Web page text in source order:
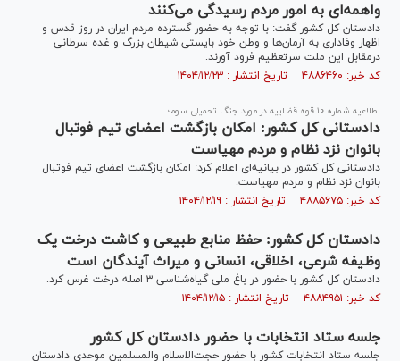
واهمه‌ای به امور مردم رسیدگی می‌کنند
دادستان کل کشور گفت: با توجه به حضور گسترده مردم ایران در روز قدس و
اظهار وفاداری به آرمان‌ها و وطن خود بایستی شیطان بزرگ و غده سرطانی
درمقابل این ملت سرتعظیم فرود آورند.
کد خبر: ۴۸۸۶۴۶۰ تاریخ انتشار : ۱۴۰۴/۱۲/۲۳
اطلاعیه شماره ۱۰ قوه قضاییه در مورد جنگ تحمیلی سوم؛
دادستانی کل کشور: امکان بازگشت اعضای تیم فوتبال
بانوان نزد نظام و مردم مهیاست
دادستانی کل کشور در بیانیه‌ای اعلام کرد: امکان بازگشت اعضای تیم فوتبال
بانوان نزد نظام و مردم مهیاست.
کد خبر: ۴۸۸۵۶۷۵ تاریخ انتشار : ۱۴۰۴/۱۲/۱۹
دادستان کل کشور: حفظ منابع طبیعی و کاشت درخت یک
وظیفه شرعی، اخلاقی، انسانی و میراث آیندگان است
دادستان کل کشور با حضور در باغ ملی گیاه‌شناسی ۳ اصله درخت غرس کرد.
کد خبر: ۴۸۸۴۹۵۱ تاریخ انتشار : ۱۴۰۴/۱۲/۱۵
جلسه ستاد انتخابات با حضور دادستان کل کشور
جلسه ستاد انتخابات کشور با حضور حجت‌الاسلام والمسلمین موحدی دادستان